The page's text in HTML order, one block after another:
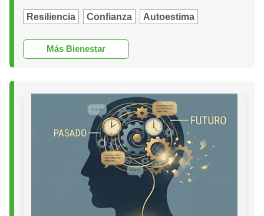
Resiliencia Confianza Autoestima
Más Bienestar